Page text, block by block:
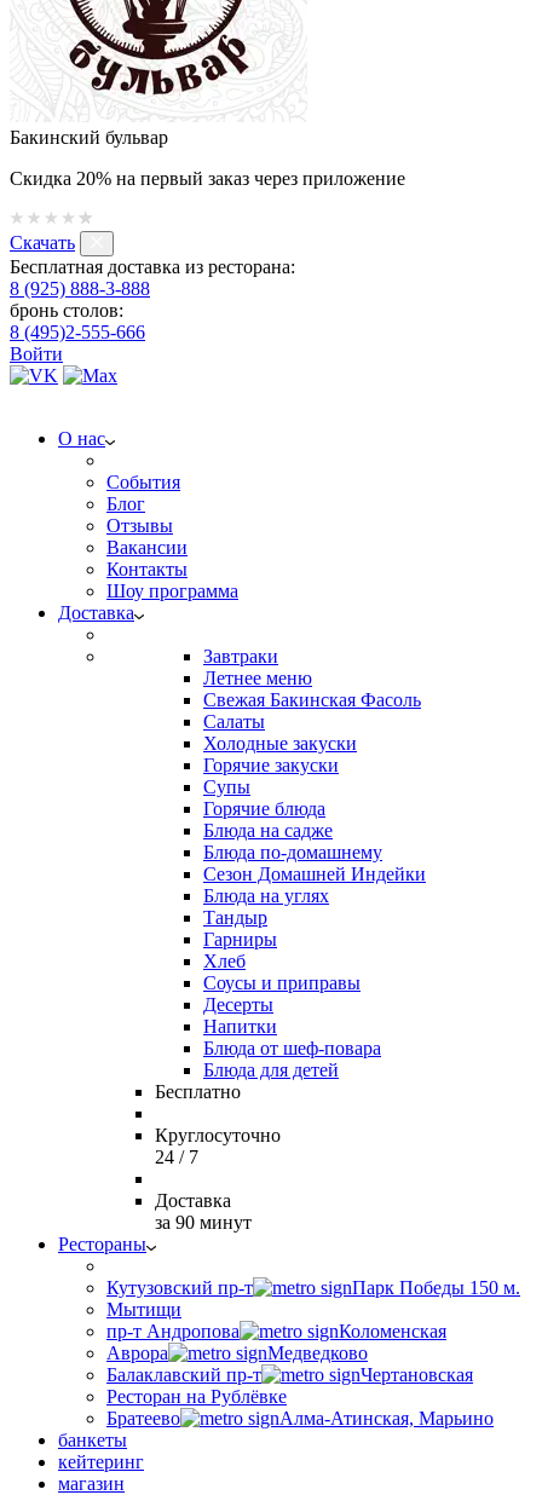
Бакинский бульвар
Скидка 20% на первый заказ через приложение
Скачать
Бесплатная доставка из ресторана:
8 (925) 888-3-888
бронь столов:
8 (495)2-555-666
Войти
О нас
События
Блог
Отзывы
Вакансии
Контакты
Шоу программа
Доставка
Завтраки
Летнее меню
Свежая Бакинская Фасоль
Салаты
Холодные закуски
Горячие закуски
Супы
Горячие блюда
Блюда на садже
Блюда по-домашнему
Сезон Домашней Индейки
Блюда на углях
Тандыр
Гарниры
Хлеб
Соусы и приправы
Десерты
Напитки
Блюда от шеф-повара
Блюда для детей
Бесплатно
Круглосуточно
24 / 7
Доставка
за 90 минут
Рестораны
Кутузовский пр-т
Парк Победы 150 м.
Мытищи
пр-т Андропова
Коломенская
Аврора
Медведково
Балаклавский пр-т
Чертановская
Ресторан на Рублёвке
Братеево
Алма-Атинская, Марьино
банкеты
кейтеринг
магазин